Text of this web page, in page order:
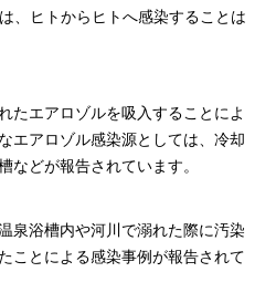
、ヒトからヒトへ感染することは
たエアロゾルを吸入することによ
エアロゾル感染源としては、冷却
などが報告されています。
泉浴槽内や河川で溺れた際に汚染
ことによる感染事例が報告されて